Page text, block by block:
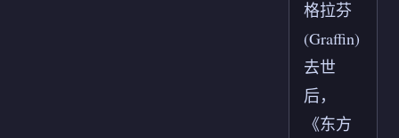
格拉芬
(Graffin)
去世
后，
《东方